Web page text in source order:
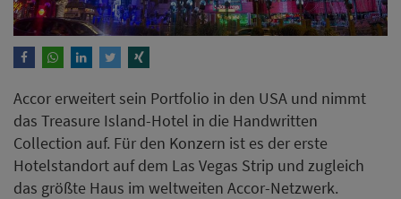
Accor erweitert sein Portfolio in den USA und nimmt
das Treasure Island-Hotel in die Handwritten
Collection auf. Für den Konzern ist es der erste
Hotelstandort auf dem Las Vegas Strip und zugleich
das größte Haus im weltweiten Accor-Netzwerk.